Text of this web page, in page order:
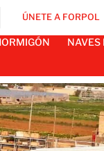
ÚNETE A FORPOL
NAVES